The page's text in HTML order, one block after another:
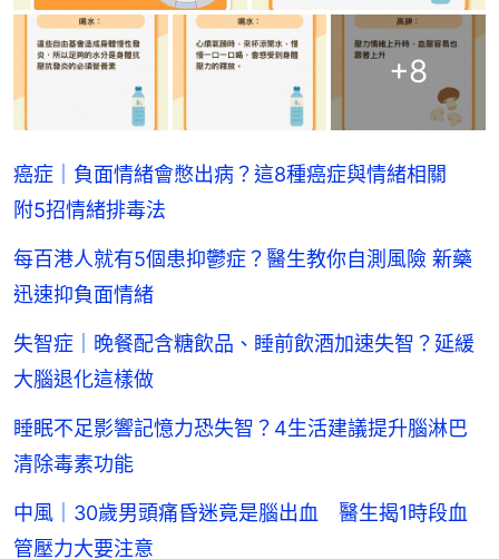
+8
癌症｜負面情緒會憋出病？這8種癌症與情緒相關
附5招情緒排毒法
每百港人就有5個患抑鬱症？醫生教你自測風險 新藥
迅速抑負面情緒
失智症｜晚餐配含糖飲品、睡前飲酒加速失智？延緩
大腦退化這樣做
睡眠不足影響記憶力恐失智？4生活建議提升腦淋巴
清除毒素功能
中風｜30歲男頭痛昏迷竟是腦出血 醫生揭1時段血
管壓力大要注意